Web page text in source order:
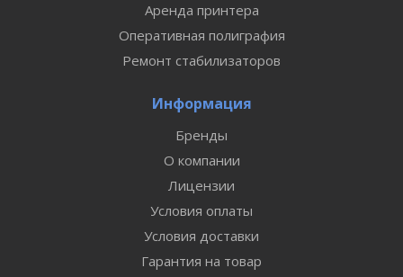
Аренда принтера
Оперативная полиграфия
Ремонт стабилизаторов
Информация
Бренды
О компании
Лицензии
Условия оплаты
Условия доставки
Гарантия на товар